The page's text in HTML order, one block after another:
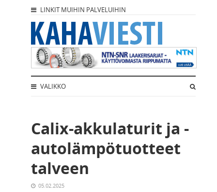
LINKIT MUIHIN PALVELUIHIN
VALIKKO
Calix-akkulaturit ja -
autolämpötuotteet
talveen
05.02.2025